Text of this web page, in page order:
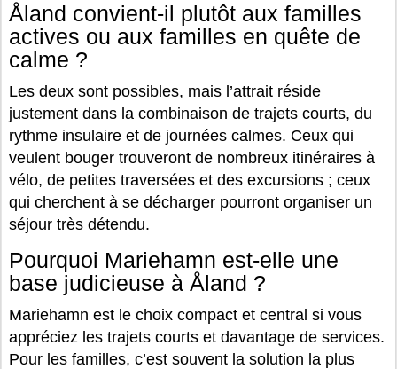
Åland convient-il plutôt aux familles
actives ou aux familles en quête de
calme ?
Les deux sont possibles, mais l’attrait réside
justement dans la combinaison de trajets courts, du
rythme insulaire et de journées calmes. Ceux qui
veulent bouger trouveront de nombreux itinéraires à
vélo, de petites traversées et des excursions ; ceux
qui cherchent à se décharger pourront organiser un
séjour très détendu.
Pourquoi Mariehamn est-elle une
base judicieuse à Åland ?
Mariehamn est le choix compact et central si vous
appréciez les trajets courts et davantage de services.
Pour les familles, c’est souvent la solution la plus